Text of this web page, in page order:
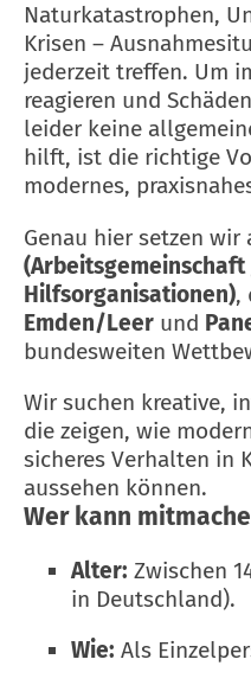
Naturkatastrophen,
Krisen –
jederzeit treffen. Um
reagieren und
leider keine
hilft, ist die richtige
modernes,
Genau hier setzen wir
Hilfsorganisationen),
Emden/Leer und
bundesweiten
Wir suchen kreative,
die zeigen, wie
sicheres Verhalten in
aussehen können.
Wer kann
Alter: Zwischen
in Deutschland).
Wie: Als